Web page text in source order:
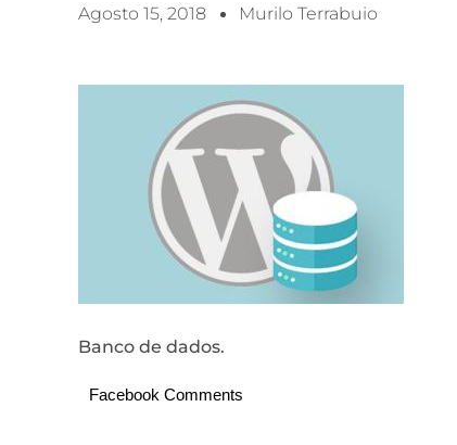
Agosto 15, 2018 Murilo Terrabuio
Banco de dados.
Facebook Comments